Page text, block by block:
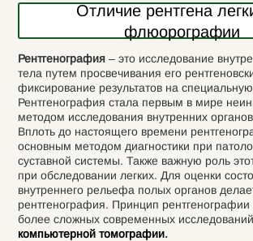
Отличие рентгена
флюорографии
Рентгенография – это исследование
тела путем просвечивания его
фиксирование результатов на
Рентгенография стала первым в мире
методом исследования внутренних
Вплоть до настоящего времени
основным методом диагностики при
суставной системы. Также важную роль
при обследовании легких. Для оценки
внутреннего рельефа полых органов
рентгенография. Принцип рентгенографии
более сложных современных
компьютерной томографии.